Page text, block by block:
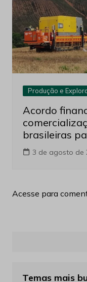
Produção e
Acordo
brasileiras
3 de agosto de
Acesse para
Temas mais